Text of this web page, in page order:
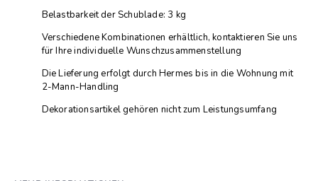
Belastbarkeit der Schublade: 3 kg
Verschiedene Kombinationen erhältlich, kontaktieren Sie uns
für Ihre individuelle Wunschzusammenstellung
Die Lieferung erfolgt durch Hermes bis in die Wohnung mit
2-Mann-Handling
Dekorationsartikel gehören nicht zum Leistungsumfang